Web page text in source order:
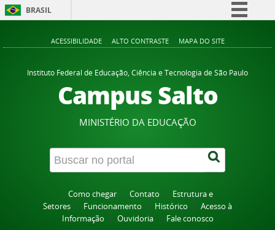
BRASIL
Comunica BR
Participe
Acesso à informação
Canais
ACESSIBILIDADE ALTO CONTRASTE MAPA DO SITE
Instituto Federal de Educação, Ciência e Tecnologia de São Paulo
Campus Salto
MINISTÉRIO DA EDUCAÇÃO
Como chegar Contato
Estrutura e
Setores
Funcionamento Histórico
Acesso à
Informação
Ouvidoria Fale conosco